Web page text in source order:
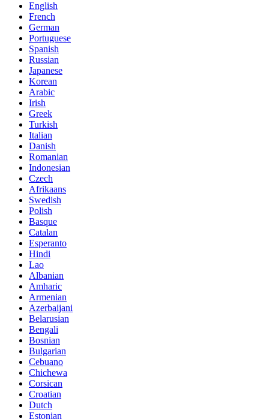
English
French
German
Portuguese
Spanish
Russian
Japanese
Korean
Arabic
Irish
Greek
Turkish
Italian
Danish
Romanian
Indonesian
Czech
Afrikaans
Swedish
Polish
Basque
Catalan
Esperanto
Hindi
Lao
Albanian
Amharic
Armenian
Azerbaijani
Belarusian
Bengali
Bosnian
Bulgarian
Cebuano
Chichewa
Corsican
Croatian
Dutch
Estonian